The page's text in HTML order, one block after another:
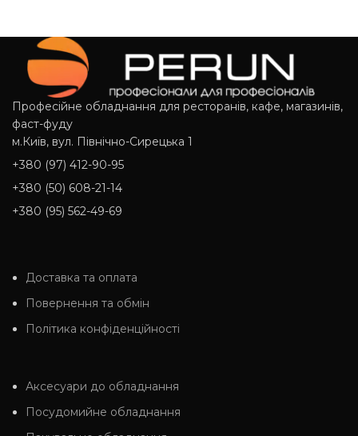
Професійне обладнання для ресторанів, кафе, магазинів,
фаст-фуду
м.Київ, вул. Північно-Сирецька 1
+380 (97) 412-90-95
+380 (50) 608-21-14
+380 (95) 562-49-69
Доставка та оплата
Повернення та обмін
Політика конфіденційності
Аксесуари до обладнання
Посудомийне обладнання